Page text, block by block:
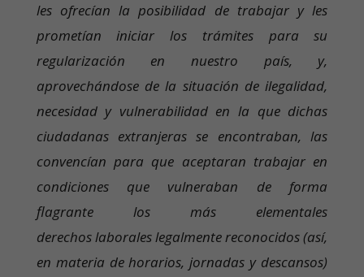
les ofrecían la posibilidad de trabajar y les
prometían iniciar los trámites para su
regularización en nuestro país, y,
aprovechándose de la situación de ilegalidad,
necesidad y vulnerabilidad en la que dichas
ciudadanas extranjeras se encontraban, las
convencían para que aceptaran trabajar en
condiciones que vulneraban de forma
flagrante los más elementales
derechos laborales legalmente reconocidos (así,
en materia de horarios, jornadas y descansos)